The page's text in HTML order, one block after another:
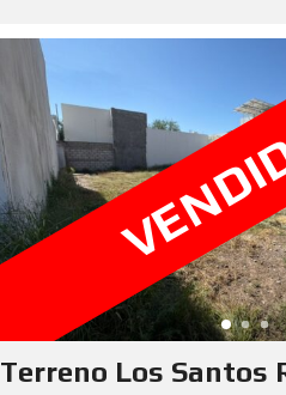
Terreno Los Santos